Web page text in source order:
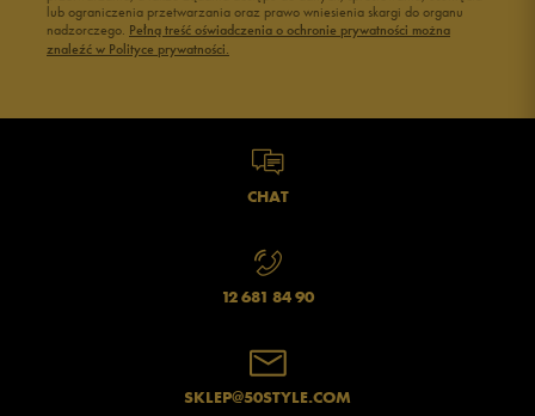
lub ograniczenia przetwarzania oraz prawo wniesienia skargi do organu
nadzorczego. Pełną treść oświadczenia o ochronie prywatności można
znaleźć w Polityce prywatności.
CHAT
12 681 84 90
SKLEP@50STYLE.COM